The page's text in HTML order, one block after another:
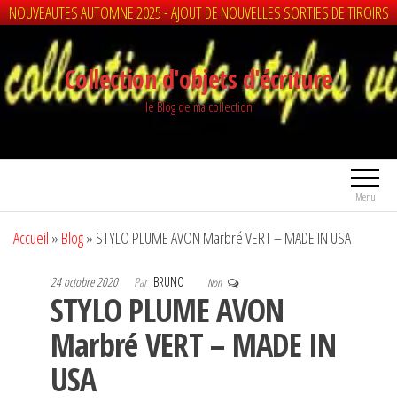
NOUVEAUTES AUTOMNE 2025 - AJOUT DE NOUVELLES SORTIES DE TIROIRS
contenu
Collection d'objets d'écriture
le Blog de ma collection
Menu
Accueil » Blog» STYLO PLUME AVON Marbré VERT – MADE IN USA
24 octobre 2020 Par BRUNO Non
STYLO PLUME AVON
Marbré VERT – MADE IN
USA